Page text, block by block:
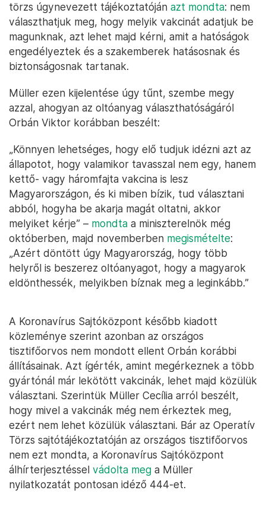
törzs úgynevezett tájékoztatóján azt mondta: nem
választhatjuk meg, hogy melyik vakcinát adatjuk be
magunknak, azt lehet majd kérni, amit a hatóságok
engedélyeztek és a szakemberek hatásosnak és
biztonságosnak tartanak.
Müller ezen kijelentése úgy tűnt, szembe megy
azzal, ahogyan az oltóanyag választhatóságáról
Orbán Viktor korábban beszélt:
„Könnyen lehetséges, hogy elő tudjuk idézni azt az
állapotot, hogy valamikor tavasszal nem egy, hanem
kettő- vagy háromfajta vakcina is lesz
Magyarországon, és ki miben bízik, tud választani
abból, hogyha be akarja magát oltatni, akkor
melyiket kérje” – mondta a miniszterelnök még
októberben, majd novemberben megismételte:
„Azért döntött úgy Magyarország, hogy több
helyről is beszerez oltóanyagot, hogy a magyarok
eldönthessék, melyikben bíznak meg a leginkább.”
A Koronavírus Sajtóközpont később kiadott
közleménye szerint azonban az országos
tisztifőorvos nem mondott ellent Orbán korábbi
állításainak. Azt ígérték, amint megérkeznek a több
gyártónál már lekötött vakcinák, lehet majd közülük
választani. Szerintük Müller Cecília arról beszélt,
hogy mivel a vakcinák még nem érkeztek meg,
ezért nem lehet közülük választani. Bár az Operatív
Törzs sajtótájékoztatóján az országos tisztifőorvos
nem ezt mondta, a Koronavírus Sajtóközpont
álhírterjesztéssel vádolta meg a Müller
nyilatkozatát pontosan idéző 444-et.